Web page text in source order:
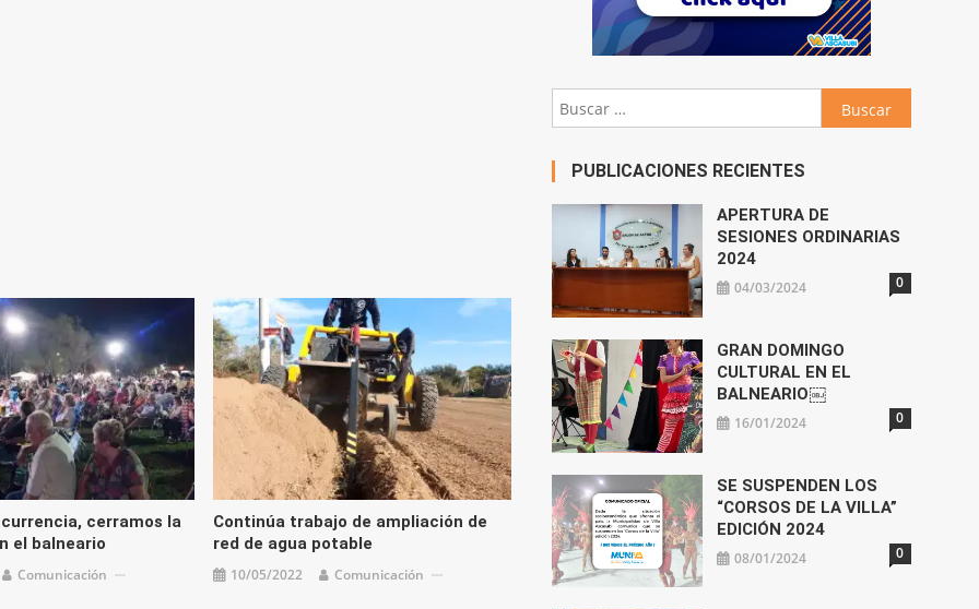
cerramos la
el balneario
Comunicación
Continúa trabajo de ampliación de
red de agua potable
10/05/2022 Comunicación
Buscar:
PUBLICACIONES RECIENTES
APERTURA DE
SESIONES ORDINARIAS
2024
04/03/2024 0
GRAN DOMINGO
CULTURAL EN EL
BALNEARIO￼
16/01/2024 0
SE SUSPENDEN LOS
“CORSOS DE LA VILLA”
EDICIÓN 2024
08/01/2024 0